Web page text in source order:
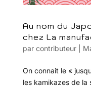
Au nom du
chez La
par contributeur|
On connait le «
les kamikazes de la